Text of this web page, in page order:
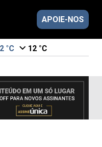
APOIE-NOS
°C 12 °C